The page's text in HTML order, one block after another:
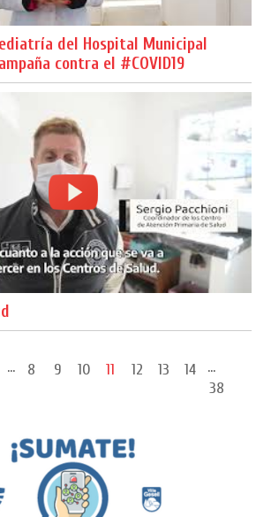
del Hospital Municipal
contra el #COVID19
... 8 9 10 11 12 13 14
...
38